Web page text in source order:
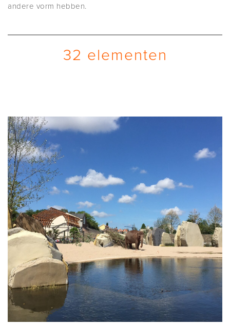
andere vorm hebben.
32 elementen